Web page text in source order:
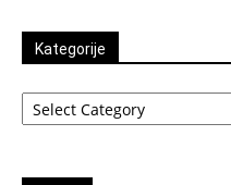
Kategorije
Kategorije